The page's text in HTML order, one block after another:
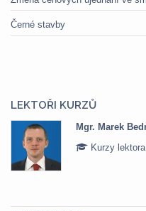
Černé stavby
LEKTOŘI KURZŮ
Mgr. Marek
Kurzy lektora